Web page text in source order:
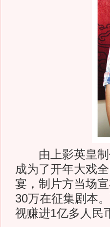
由上影英皇制
成为了开年大戏
宴，制片方当场
30万在征集剧本
视赚进1亿多人民